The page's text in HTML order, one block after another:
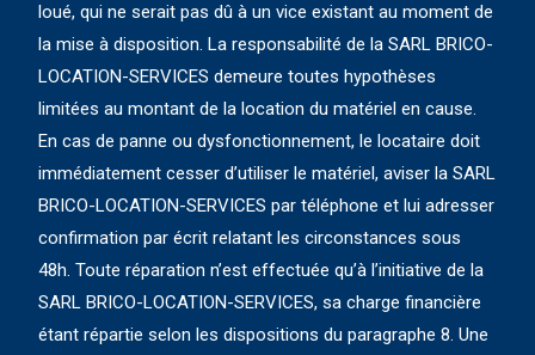
loué, qui ne serait pas dû à un vice existant au moment de
la mise à disposition. La responsabilité de la SARL BRICO-
LOCATION-SERVICES demeure toutes hypothèses
limitées au montant de la location du matériel en cause.
En cas de panne ou dysfonctionnement, le locataire doit
immédiatement cesser d’utiliser le matériel, aviser la SARL
BRICO-LOCATION-SERVICES par téléphone et lui adresser
confirmation par écrit relatant les circonstances sous
48h. Toute réparation n’est effectuée qu’à l’initiative de la
SARL BRICO-LOCATION-SERVICES, sa charge financière
étant répartie selon les dispositions du paragraphe 8. Une